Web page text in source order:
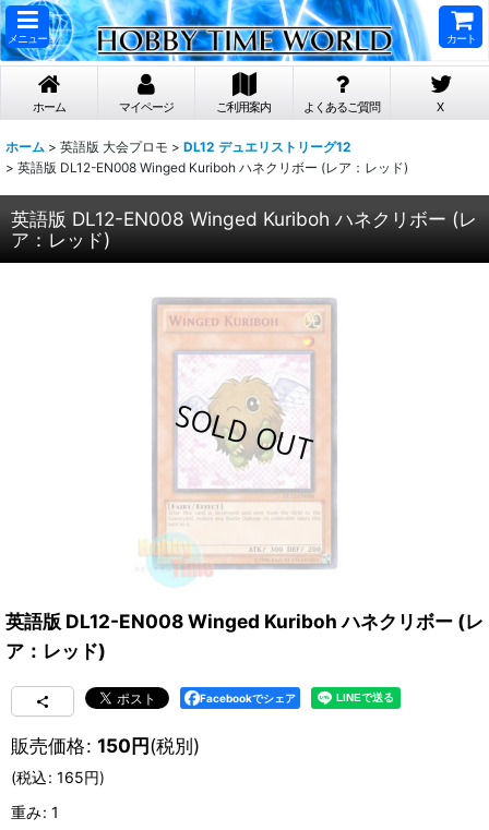
メニュー カート
ホーム マイページ ご利用案内 よくあるご質問 X
ホーム > 英語版 大会プロモ > DL12 デュエリストリーグ12
> 英語版 DL12-EN008 Winged Kuriboh ハネクリボー (レア：レッド)
英語版 DL12-EN008 Winged Kuriboh ハネクリボー (レ
ア：レッド)
英語版 DL12-EN008 Winged Kuriboh ハネクリボー (レ
ア：レッド)
Facebookでシェア
販売価格: 150円(税別)
(税込: 165円)
重み: 1